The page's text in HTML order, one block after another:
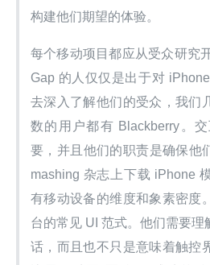
构建他们期望的体验。
每个移动项目都应从受众研究
Gap 的人仅仅是出于对
去深入了解他们的受众，我们
数的用户都有 Blackberry。
要，并且他们的职责是确保他
mashing 杂志上下载 iPhone
有移动设备的维度和象素密度
台的常见 UI 范式。他们需要
话，而且也不只是意味着触控